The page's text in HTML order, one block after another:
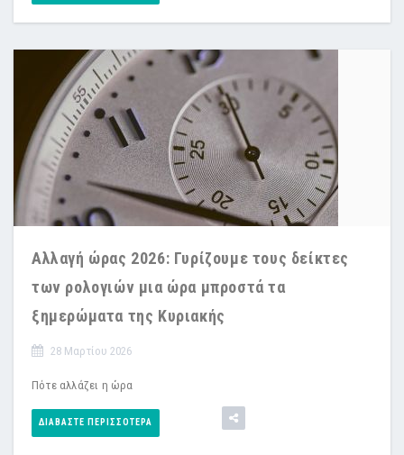
Αλλαγή ώρας 2026: Γυρίζουμε τους δείκτες
των ρολογιών μια ώρα μπροστά τα
ξημερώματα της Κυριακής
28 Μαρτίου 2026
Πότε αλλάζει η ώρα
ΔΙΑΒΆΣΤΕ ΠΕΡΙΣΣΌΤΕΡΑ